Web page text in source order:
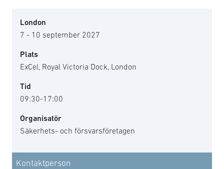
London
7 - 10 september 2027
Plats
ExCel, Royal Victoria Dock, London
Tid
09:30-17:00
Organisatör
Säkerhets- och försvarsföretagen
Kontaktperson